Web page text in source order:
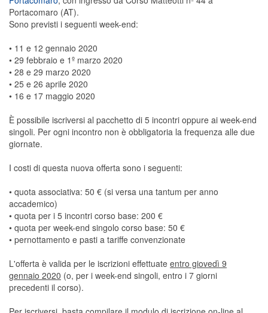
Portacomaro (AT).
Sono previsti i seguenti week-end:
• 11 e 12 gennaio 2020
• 29 febbraio e 1º marzo 2020
• 28 e 29 marzo 2020
• 25 e 26 aprile 2020
• 16 e 17 maggio 2020
È possibile iscriversi al pacchetto di 5 incontri oppure ai week-end
singoli. Per ogni incontro non è obbligatoria la frequenza alle due
giornate.
I costi di questa nuova offerta sono i seguenti:
• quota associativa: 50 € (si versa una tantum per anno
accademico)
• quota per i 5 incontri corso base: 200 €
• quota per week-end singolo corso base: 50 €
• pernottamento e pasti a tariffe convenzionate
L'offerta è valida per le iscrizioni effettuate entro giovedì 9
gennaio 2020 (o, per i week-end singoli, entro i 7 giorni
precedenti il corso).